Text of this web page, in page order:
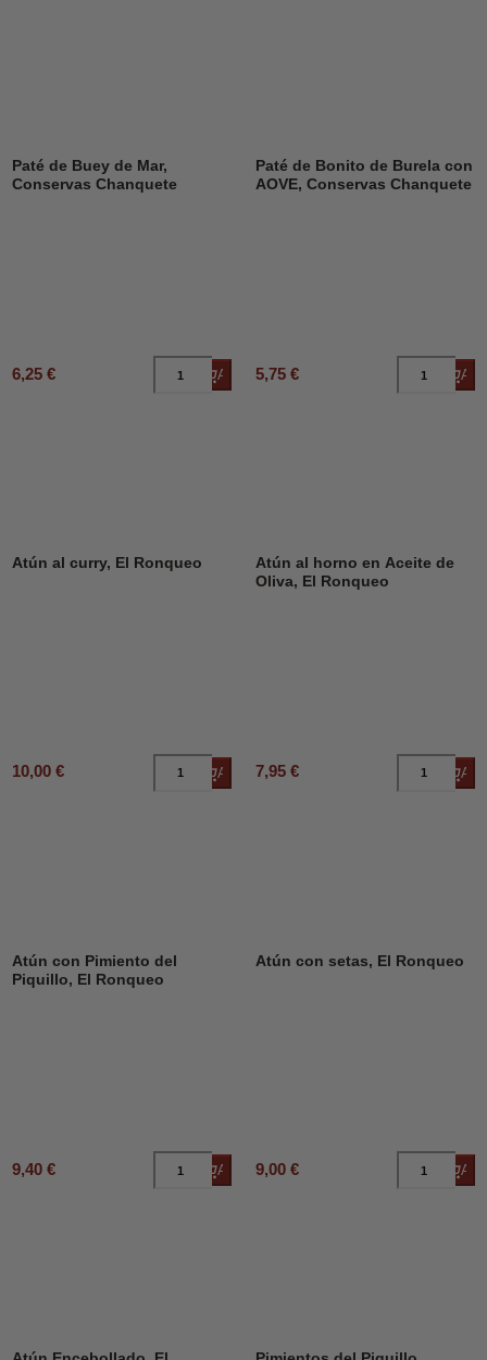
Paté de Buey de Mar,
Conservas Chanquete
6,25 € Añadir al carrito
Paté de Bonito de Burela con
AOVE, Conservas Chanquete
5,75 €
Atún al curry, El Ronqueo
10,00 € Añadir al carrito
Atún al horno en Aceite de
Oliva, El Ronqueo
7,95 €
Atún con Pimiento del
Piquillo, El Ronqueo
9,40 € Añadir al carrito
Atún con setas, El Ronqueo
9,00 €
DESCUENTO